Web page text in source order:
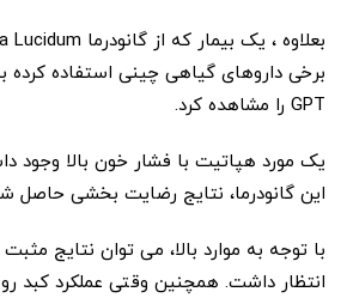
GPT را مشاهده کرد.
یک مورد هپاتیت با فشار خون بالا
این گانودرما، نتایج رضایت بخشی حاصل
با توجه به موارد بالا، می توان نتایج
انتظار داشت. همچنین وقتی عملکرد کبد